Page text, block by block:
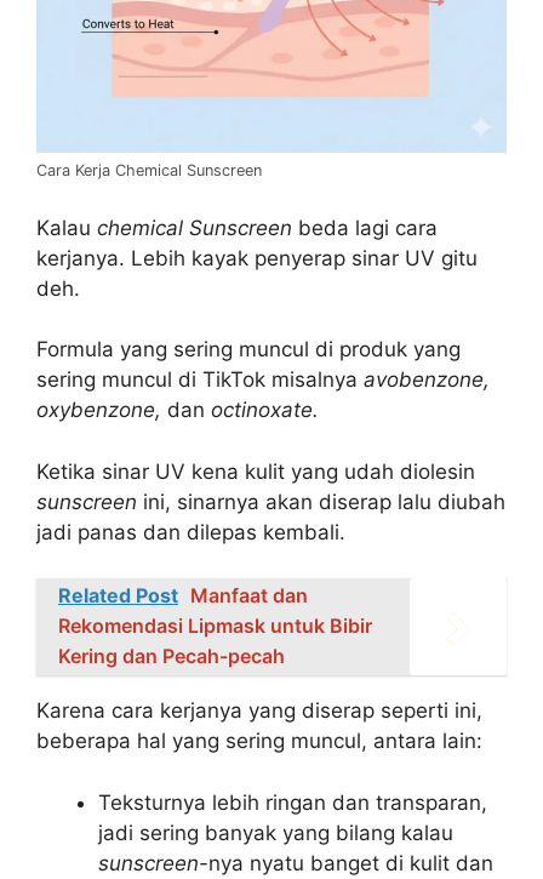
Cara Kerja Chemical Sunscreen
Kalau chemical Sunscreen beda lagi cara
kerjanya. Lebih kayak penyerap sinar UV gitu
deh.
Formula yang sering muncul di produk yang
sering muncul di TikTok misalnya avobenzone,
oxybenzone, dan octinoxate.
Ketika sinar UV kena kulit yang udah diolesin
sunscreen ini, sinarnya akan diserap lalu diubah
jadi panas dan dilepas kembali.
Related Post Manfaat dan
Rekomendasi Lipmask untuk Bibir
Kering dan Pecah-pecah
Karena cara kerjanya yang diserap seperti ini,
beberapa hal yang sering muncul, antara lain:
Teksturnya lebih ringan dan transparan,
jadi sering banyak yang bilang kalau
sunscreen-nya nyatu banget di kulit dan